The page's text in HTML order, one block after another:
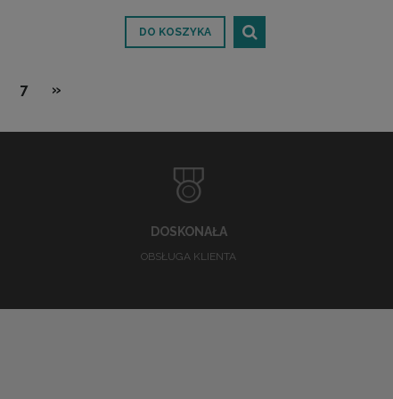
DO KOSZYKA
7 »
DOSKONAŁA
OBSŁUGA KLIENTA